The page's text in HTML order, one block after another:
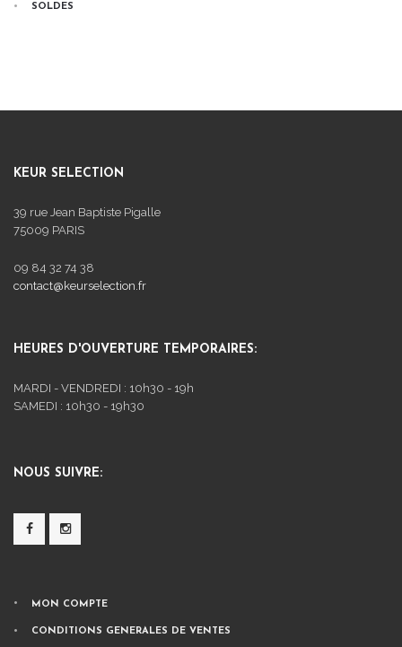
SOLDES
KEUR SELECTION
39 rue Jean Baptiste Pigalle
75009 PARIS
09 84 32 74 38
contact@keurselection.fr
HEURES D'OUVERTURE TEMPORAIRES:
MARDI - VENDREDI : 10h30 - 19h
SAMEDI : 10h30 - 19h30
NOUS SUIVRE:
MON COMPTE
CONDITIONS GENERALES DE VENTES